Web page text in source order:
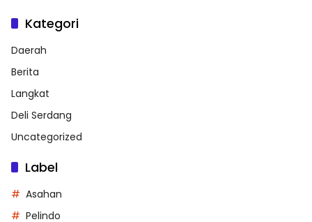
Kategori
Daerah
Berita
Langkat
Deli Serdang
Uncategorized
Label
Asahan
Pelindo